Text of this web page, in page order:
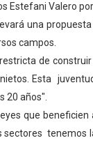
y
Ramos de
Venezuela
2026 lleva
Estefani Valero
una
campos.
de
Esta
20 años".
que
sectores tenemos